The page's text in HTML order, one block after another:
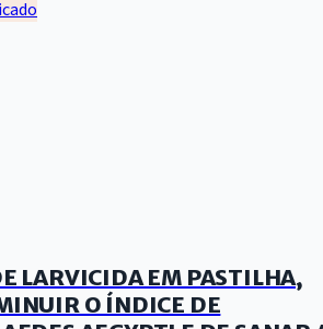
LARVICIDA EM PASTILHA,
O ÍNDICE DE